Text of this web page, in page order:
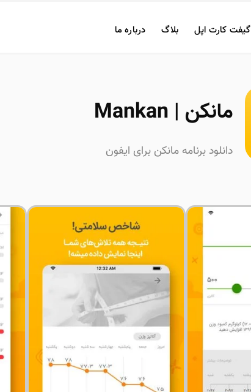
گیفت کارت اپل بلاگ درباره ما
مانکن | Mankan
دانلود برنامه مانکن برای ایفون